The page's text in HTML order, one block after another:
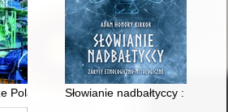
Polaków kręgu Wielkiej Emigracji
Słowianie nadbałtyccy :